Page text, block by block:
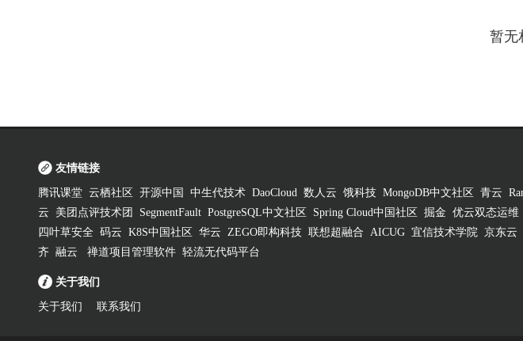
暂无
友情链接
腾讯课堂 云栖社区 开源中国 中生代技术 DaoCloud 数人云 饿科技 MongoDB中文社区 青云
云
美团点评技术团 SegmentFault PostgreSQL中文社区 Spring Cloud中国社区 掘金 优云双态运维
四叶草安全 码云 K8S中国社区 华云 ZEGO即构科技 联想超融合 AICUG 宜信技术学院 京东云
齐 融云 禅道项目管理软件 轻流无代码平台
关于我们
关于我们 联系我们